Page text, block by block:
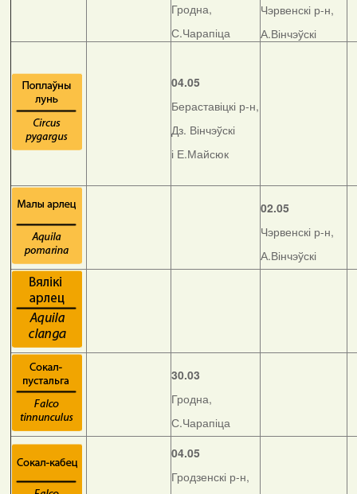
Гродна,
С.Чарапіца
Чэрвенскі р-н,
А.Вінчэўскі
04.05
Бераставіцкі р-н,
Дз. Вінчэўскі
і Е.Майсюк
02.05
Чэрвенскі р-н,
А.Вінчэўскі
30.03
Гродна,
С.Чарапіца
04.05
Гродзенскі р-н,